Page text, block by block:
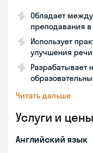
Обладает
преподавания
Использует
улучшения речи
Разрабатывает
Читать дальше
Услуги и цены
Английский язык